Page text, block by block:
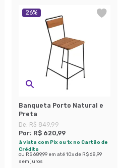
26%
Banqueta Porto Natural e
Preta
De:R$ 849,99
Por: R$ 620,99
à vista com Pix ou 1x no Cartão de
Crédito
ou R$ 689,99 em até10x de R$ 68,99
sem juros